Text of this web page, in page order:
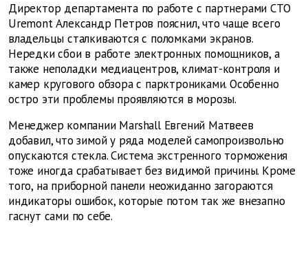
Директор департамента по работе с партнерами СТО
Uremont Александр Петров пояснил, что чаще всего
владельцы сталкиваются с поломками экранов.
Нередки сбои в работе электронных помощников, а
также неполадки медиацентров, климат-контроля и
камер кругового обзора с парктрониками. Особенно
остро эти проблемы проявляются в морозы.
Менеджер компании Marshall Евгений Матвеев
добавил, что зимой у ряда моделей самопроизвольно
опускаются стекла. Система экстренного торможения
тоже иногда срабатывает без видимой причины. Кроме
того, на приборной панели неожиданно загораются
индикаторы ошибок, которые потом так же внезапно
гаснут сами по себе.